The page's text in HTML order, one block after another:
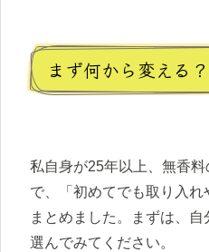
まず何から変える
私自身が25年以上、無香
で、「初めてでも取り入
まとめました。まずは、
選んでみてください。